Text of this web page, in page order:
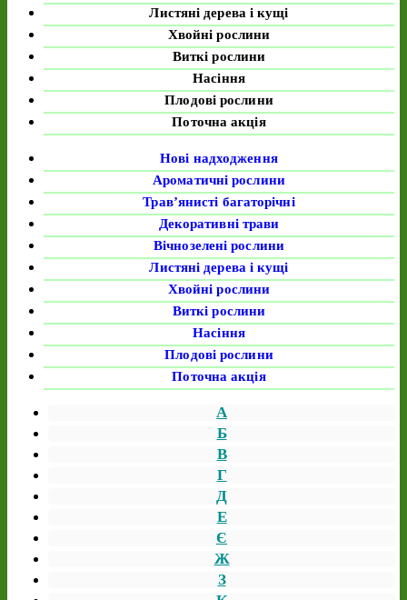
Листяні дерева і кущі
Хвойні рослини
Виткі рослини
Насіння
Плодові рослини
Поточна акція
Нові надходження
Ароматичні рослини
Трав’янисті багаторічні
Декоративні трави
Вічнозелені рослини
Листяні дерева і кущі
Хвойні рослини
Виткі рослини
Насіння
Плодові рослини
Поточна акція
А
Б
В
Г
Д
Е
Є
Ж
З